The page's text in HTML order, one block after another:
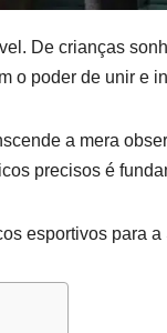
De crianças
o poder de unir e
a mera
precisos é
esportivos para